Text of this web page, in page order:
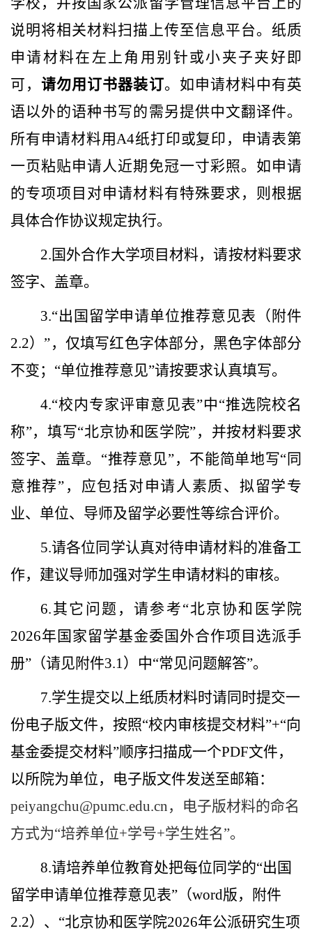
说明将相关材料扫描上传至信息平台。纸质
申请材料在左上角用别针或小夹子夹好即
可，请勿用订书器装订。如申请材料中有英
语以外的语种书写的需另提供中文翻译件。
所有申请材料用A4纸打印或复印，申请表第
一页粘贴申请人近期免冠一寸彩照。如申请
的专项项目对申请材料有特殊要求，则根据
具体合作协议规定执行。
2.国外合作大学项目材料，请按材料要求
签字、盖章。
3.“出国留学申请单位推荐意见表（附件
2.2）”，仅填写红色字体部分，黑色字体部分
不变；“单位推荐意见”请按要求认真填写。
4.“校内专家评审意见表”中“推选院校名
称”，填写“北京协和医学院”，并按材料要求
签字、盖章。“推荐意见”，不能简单地写“同
意推荐”，应包括对申请人素质、拟留学专
业、单位、导师及留学必要性等综合评价。
5.请各位同学认真对待申请材料的准备工
作，建议导师加强对学生申请材料的审核。
6.其它问题，请参考“北京协和医学院
2026年国家留学基金委国外合作项目选派手
册”（请见附件3.1）中“常见问题解答”。
7.学生提交以上纸质材料时请同时提交一
份电子版文件，按照“校内审核提交材料”+“向
基金委提交材料”顺序扫描成一个PDF文件，
以所院为单位，电子版文件发送至邮箱：
peiyangchu@pumc.edu.cn，电子版材料的命名
方式为“培养单位+学号+学生姓名”。
8.请培养单位教育处把每位同学的“出国
留学申请单位推荐意见表”（word版，附件
2.2）、“北京协和医学院2026年公派研究生项